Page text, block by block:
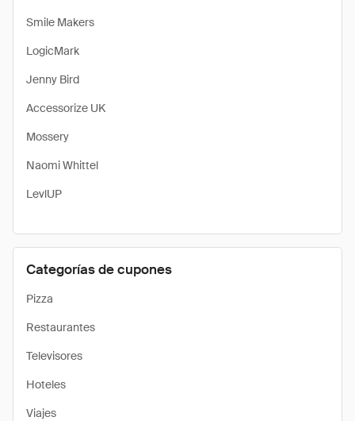
Smile Makers
LogicMark
Jenny Bird
Accessorize UK
Mossery
Naomi Whittel
LevlUP
Categorías de cupones
Pizza
Restaurantes
Televisores
Hoteles
Viajes